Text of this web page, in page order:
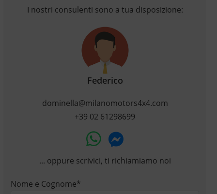
I nostri consulenti sono a tua disposizione:
Federico
dominella@milanomotors4x4.com
+39 02 61298699
... oppure scrivici, ti richiamiamo noi
Nome e Cognome*